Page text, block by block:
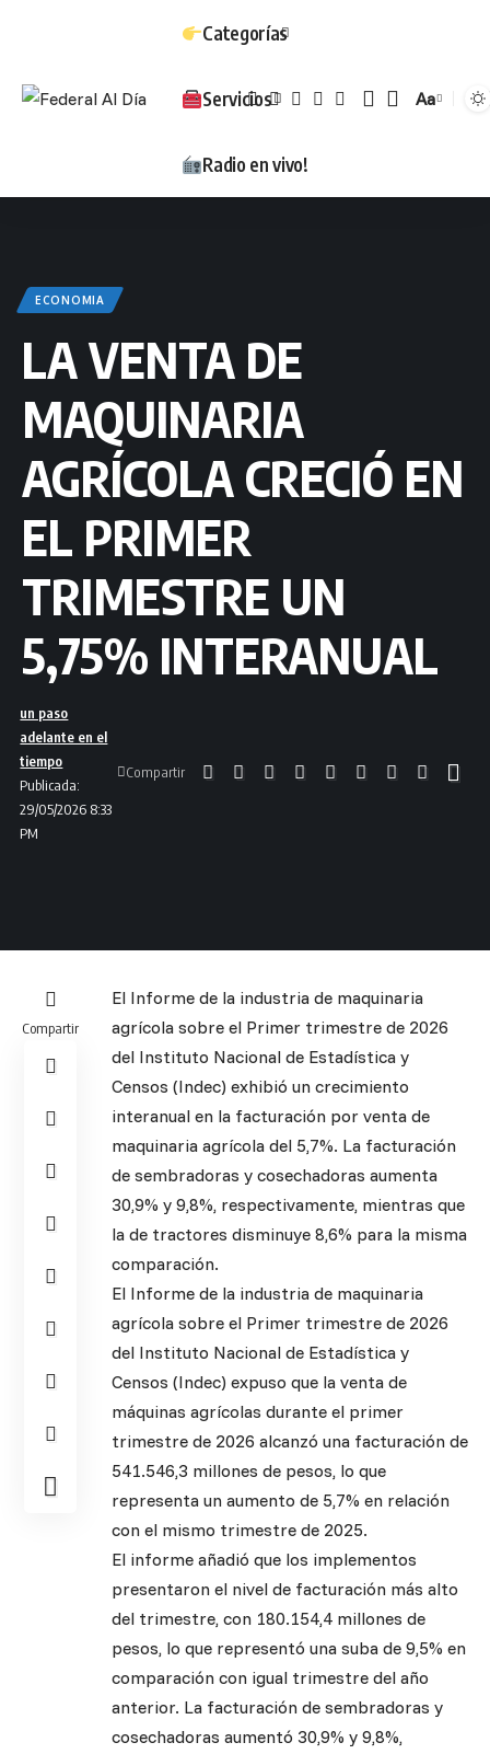
Categorías
Servicios
Radio en vivo!
Tamaño
Aa
ECONOMIA
LA VENTA DE
MAQUINARIA
AGRÍCOLA CRECIÓ EN
EL PRIMER
TRIMESTRE UN
5,75% INTERANUAL
Publicada:
29/05/2026 8:33
PM
un paso
adelante en el
tiempo
Compartir
Compartir
El Informe de la industria de maquinaria
agrícola sobre el Primer trimestre de 2026
del Instituto Nacional de Estadística y
Censos (Indec) exhibió un crecimiento
interanual en la facturación por venta de
maquinaria agrícola del 5,7%. La facturación
de sembradoras y cosechadoras aumenta
30,9% y 9,8%, respectivamente, mientras que
la de tractores disminuye 8,6% para la misma
comparación.
El Informe de la industria de maquinaria
agrícola sobre el Primer trimestre de 2026
del Instituto Nacional de Estadística y
Censos (Indec) expuso que la venta de
máquinas agrícolas durante el primer
trimestre de 2026 alcanzó una facturación de
541.546,3 millones de pesos, lo que
representa un aumento de 5,7% en relación
con el mismo trimestre de 2025.
El informe añadió que los implementos
presentaron el nivel de facturación más alto
del trimestre, con 180.154,4 millones de
pesos, lo que representó una suba de 9,5% en
comparación con igual trimestre del año
anterior. La facturación de sembradoras y
cosechadoras aumentó 30,9% y 9,8%,